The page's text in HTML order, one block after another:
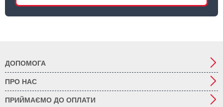
ДОПОМОГА
ПРО НАС
ПРИЙМАЄМО ДО ОПЛАТИ